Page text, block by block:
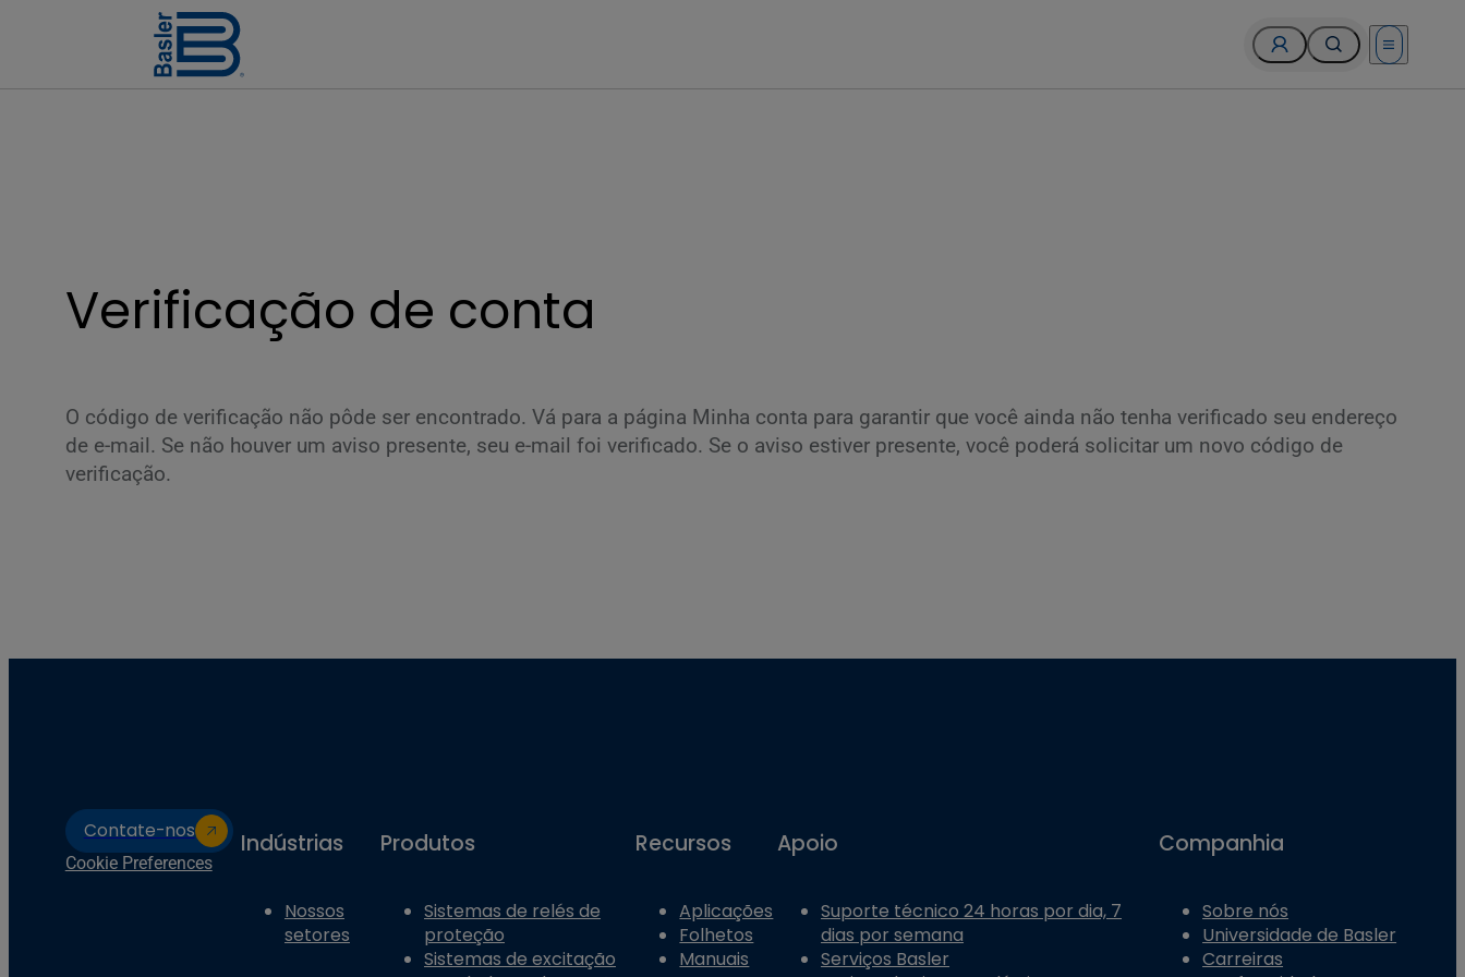
Open menu
Verificação de conta
O código de verificação não pôde ser encontrado. Vá para a página Minha conta para garantir que você ainda não tenha verificado seu endereço
de e-mail. Se não houver um aviso presente, seu e-mail foi verificado. Se o aviso estiver presente, você poderá solicitar um novo código de
verificação.
Contate-nos
Cookie Preferences
Indústrias
Nossos
setores
Produtos
Sistemas de relés de
proteção
Sistemas de excitação
Recursos
Aplicações
Folhetos
Manuais
Apoio
Suporte técnico 24 horas por dia, 7
dias por semana
Serviços Basler
Companhia
Sobre nós
Universidade de Basler
Carreiras